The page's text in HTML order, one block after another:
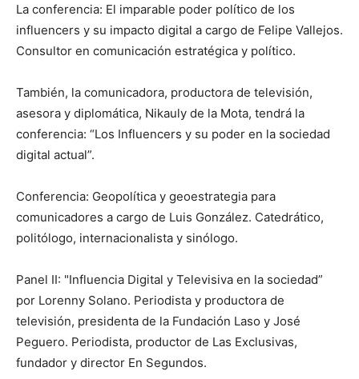
La conferencia: El imparable poder político de los
influencers y su impacto digital a cargo de Felipe Vallejos.
Consultor en comunicación estratégica y político.
También, la comunicadora, productora de televisión,
asesora y diplomática, Nikauly de la Mota, tendrá la
conferencia: “Los Influencers y su poder en la sociedad
digital actual”.
Conferencia: Geopolítica y geoestrategia para
comunicadores a cargo de Luis González. Catedrático,
politólogo, internacionalista y sinólogo.
Panel II: "Influencia Digital y Televisiva en la sociedad”
por Lorenny Solano. Periodista y productora de
televisión, presidenta de la Fundación Laso y José
Peguero. Periodista, productor de Las Exclusivas,
fundador y director En Segundos.